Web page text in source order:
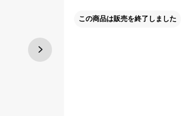
この商品は販売を終了しました